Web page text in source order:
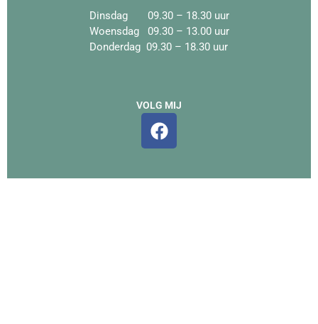
Dinsdag 09.30 – 18.30 uur
Woensdag 09.30 – 13.00 uur
Donderdag 09.30 – 18.30 uur
VOLG MIJ